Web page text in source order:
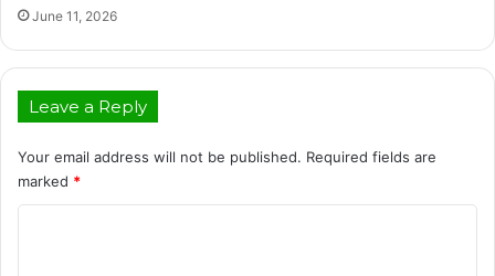
June 11, 2026
Leave a Reply
Your email address will not be published. Required fields are
marked *